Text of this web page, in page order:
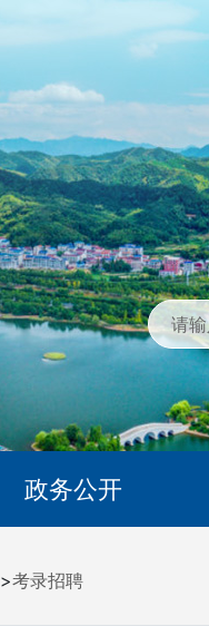
政务公开
>考录招聘